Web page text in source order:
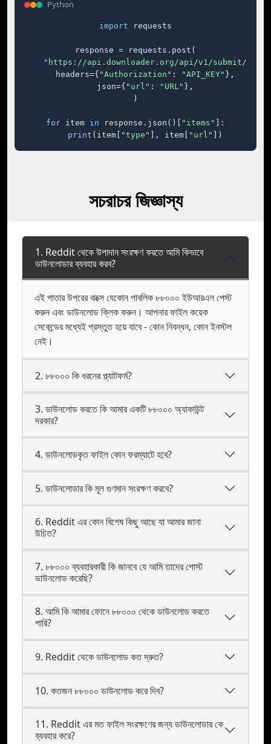
Python
import requests
response = requests.post(
"https://api.downloader.org/api/v1/submit/"
    headers={
"Authorization" : "API_KEY" },
    json={
"url" : "URL" },
)
for item in response.json()[ "items"
]:
print (item[ "type" ], item[ "url" ])
সচরাচর জিজ্ঞাস্য
1. Reddit থেকে উপাদান সংরক্ষণ করতে আমি কিভাবে
ডাউনলোডার ব্যবহার করব?
এই পাতার উপরের বাক্সে যেকোন পাবলিক ৮৮০০০ ইউআরএল পেস্ট
করুন এবং ডাউনলোড ক্লিক করুন। আপনার ফাইল কয়েক
সেকেন্ডের মধ্যেই প্রস্তুত হয়ে যাবে - কোন নিবন্ধন, কোন ইনস্টল
নেই।
2. ৮৮০০০ কি ধরনের প্ল্যাটফর্ম?
3. ডাউনলোড করতে কি আমার একটি ৮৮০০০ অ্যাকাউন্ট
দরকার?
4. ডাউনলোডকৃত ফাইল কোন ফরম্যাটে হবে?
5. ডাউনলোডার কি মূল গুণমান সংরক্ষণ করবে?
6. Reddit এর কোন বিশেষ কিছু আছে যা আমার জানা
উচিত?
7. ৮৮০০০ ব্যবহারকারী কি জানবে যে আমি তাদের পোস্ট
ডাউনলোড করেছি?
8. আমি কি আমার ফোনে ৮৮০০০ থেকে ডাউনলোড করতে
পারি?
9. Reddit থেকে ডাউনলোড কত দ্রুত?
10. কতজন ৮৮০০০ ডাউনলোড করে দিব?
11. Reddit এর মত ফাইল সংরক্ষণের জন্য ডাউনলোডার কে
ব্যবহার করে?